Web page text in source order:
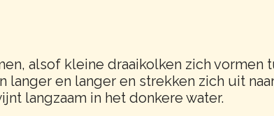
alsof kleine draaikolken zich vormen
langer en langer en strekken zich uit
langzaam in het donkere water.